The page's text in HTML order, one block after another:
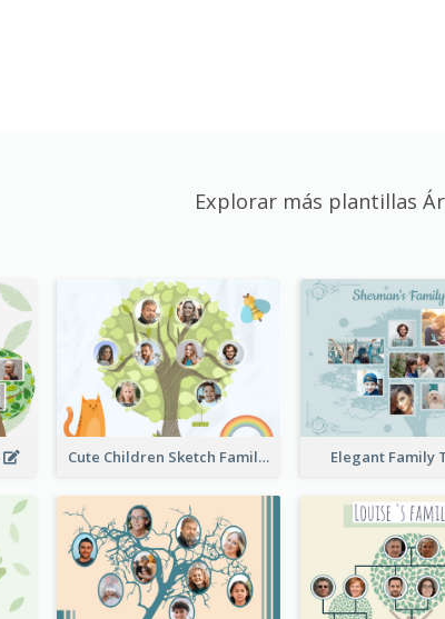
Explorar más plantillas
Cute Children Sketch Family Tree Elegant Family